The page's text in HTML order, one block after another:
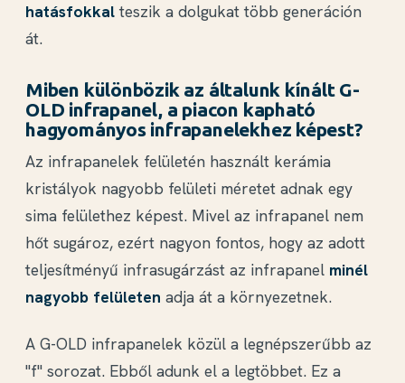
hatásfokkal teszik a dolgukat több generáción
át.
Miben különbözik az általunk kínált G-
OLD infrapanel, a piacon kapható
hagyományos infrapanelekhez képest?
Az infrapanelek felületén használt kerámia
kristályok nagyobb felületi méretet adnak egy
sima felülethez képest. Mivel az infrapanel nem
hőt sugároz, ezért nagyon fontos, hogy az adott
teljesítményű infrasugárzást az infrapanel minél
nagyobb felületen adja át a környezetnek.
A G-OLD infrapanelek közül a legnépszerűbb az
"f" sorozat. Ebből adunk el a legtöbbet. Ez a